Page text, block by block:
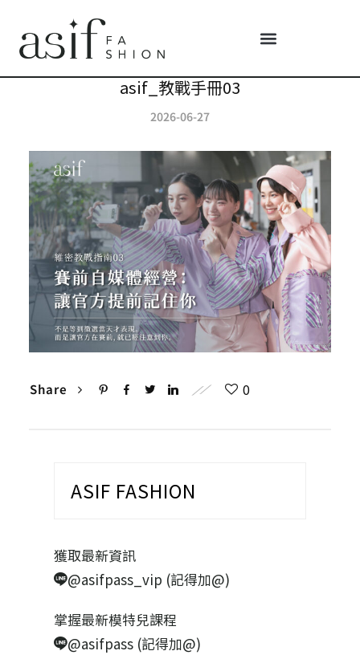
asif_教戰手冊03
2026-06-27
Share 0
ASIF FASHION
獲取最新資訊
@asifpass_vip (記得加@)
掌握最新模特兒課程
@asifpass (記得加@)